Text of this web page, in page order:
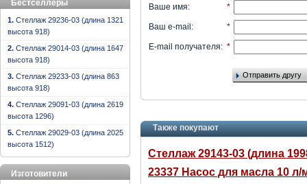
Ваше имя: *
Ваш e-mail : *
E-mail получателя: *
Отправить другу
Также покупают
Стеллаж 29143-03 (длина
23337 Насос для масла 10 л/
Бестселлеры
1. Стеллаж 29236-03 (длина 1321
высота 918)
2. Стеллаж 29014-03 (длина 1647
высота 918)
3. Стеллаж 29233-03 (длина 863
высота 918)
4. Стеллаж 29091-03 (длина 2619
высота 1296)
5. Стеллаж 29029-03 (длина 2025
высота 1512)
Изготовители